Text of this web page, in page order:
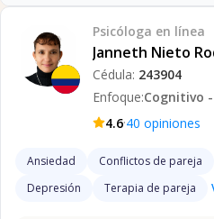
Psicóloga en línea
Janneth Nieto
Cédula: 243904
Enfoque:Cognitivo
4.6·40 opiniones
Ansiedad Conflictos de pareja
Depresión
Terapia de pareja